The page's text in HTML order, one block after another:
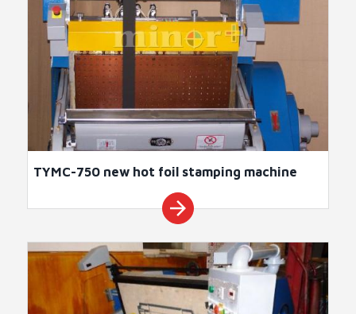
TYMC-750 new hot foil stamping machine
arrow_forward